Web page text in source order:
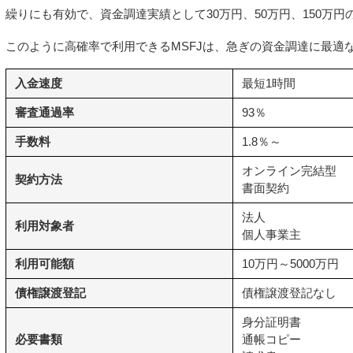
繰りにも有効で、資金調達実績として30万円、50万円、150万円
このように高確率で利用できるMSFJは、急ぎの資金調達に最適
入金速度 最短1時間
審査通過率 93％
手数料 1.8％～
契約方法
オンライン完結型
書面契約
利用対象者
法人
個人事業主
利用可能額 10万円～5000万円
債権譲渡登記 債権譲渡登記なし
必要書類
身分証明書
通帳コピー